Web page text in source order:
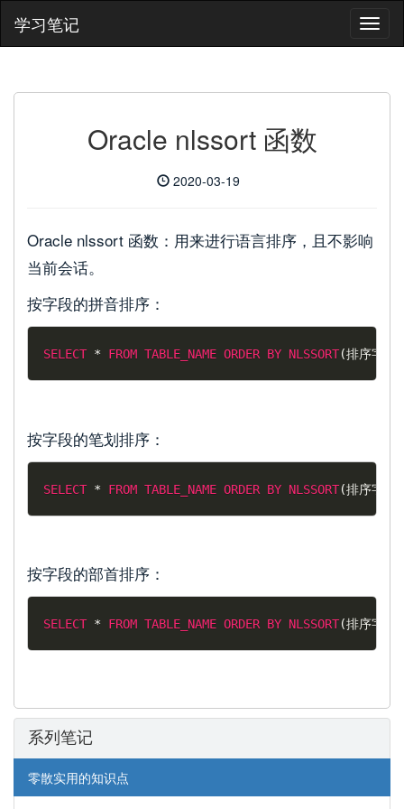
学习笔记
Oracle nlssort 函数
2020-03-19
Oracle nlssort 函数：用来进行语言排序，且不影响
当前会话。
按字段的拼音排序：
SELECT * FROM TABLE_NAME ORDER BY NLSSORT(排序字段
按字段的笔划排序：
SELECT * FROM TABLE_NAME ORDER BY NLSSORT(排序字段
按字段的部首排序：
SELECT * FROM TABLE_NAME ORDER BY NLSSORT(排序字段
系列笔记
零散实用的知识点